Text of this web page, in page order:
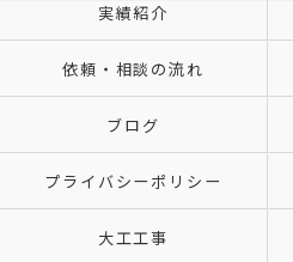
実績紹介
依頼・相談の流れ
ブログ
プライバシーポリシー
大工工事